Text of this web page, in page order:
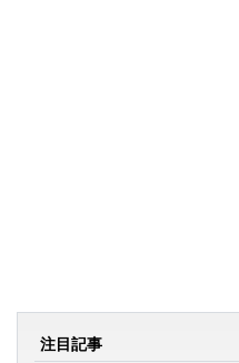
注目記事